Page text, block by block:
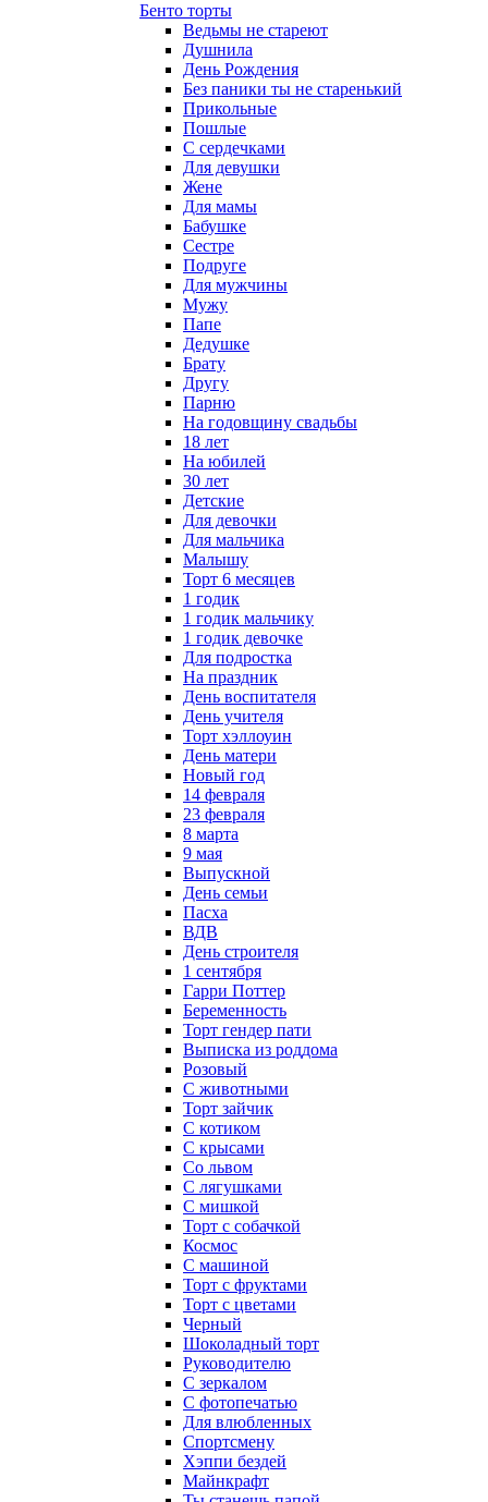
Бенто торты
Ведьмы не стареют
Душнила
День Рождения
Без паники ты не старенький
Прикольные
Пошлые
С сердечками
Для девушки
Жене
Для мамы
Бабушке
Сестре
Подруге
Для мужчины
Мужу
Папе
Дедушке
Брату
Другу
Парню
На годовщину свадьбы
18 лет
На юбилей
30 лет
Детские
Для девочки
Для мальчика
Малышу
Торт 6 месяцев
1 годик
1 годик мальчику
1 годик девочке
Для подростка
На праздник
День воспитателя
День учителя
Торт хэллоуин
День матери
Новый год
14 февраля
23 февраля
8 марта
9 мая
Выпускной
День семьи
Пасха
ВДВ
День строителя
1 сентября
Гарри Поттер
Беременность
Торт гендер пати
Выписка из роддома
Розовый
С животными
Торт зайчик
С котиком
С крысами
Со львом
С лягушками
С мишкой
Торт с собачкой
Космос
С машиной
Торт с фруктами
Торт с цветами
Черный
Шоколадный торт
Руководителю
С зеркалом
С фотопечатью
Для влюбленных
Спортсмену
Хэппи бездей
Майнкрафт